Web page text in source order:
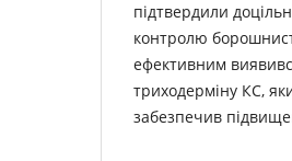
підтвердили
контролю
ефективним
триходерміну КC,
забезпечив